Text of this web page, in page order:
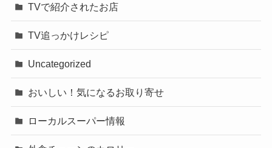
TVで紹介されたお店
TV追っかけレシピ
Uncategorized
おいしい！気になるお取り寄せ
ローカルスーパー情報